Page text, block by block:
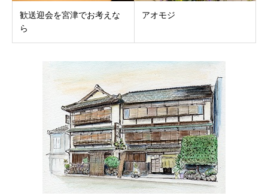
歓送迎会を宮津でお考えな
ら
アオモジ